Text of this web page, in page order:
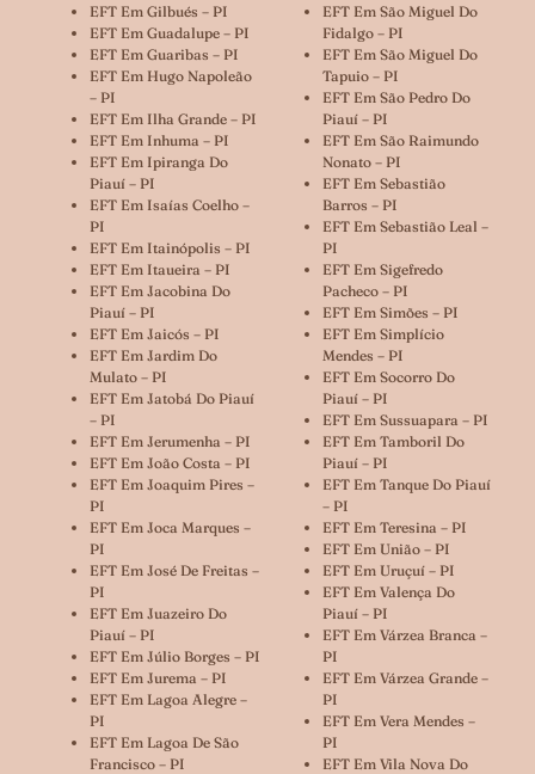
EFT Em Gilbués – PI
EFT Em Guadalupe – PI
EFT Em Guaribas – PI
EFT Em Hugo Napoleão
– PI
EFT Em Ilha Grande – PI
EFT Em Inhuma – PI
EFT Em Ipiranga Do
Piauí – PI
EFT Em Isaías Coelho –
PI
EFT Em Itainópolis – PI
EFT Em Itaueira – PI
EFT Em Jacobina Do
Piauí – PI
EFT Em Jaicós – PI
EFT Em Jardim Do
Mulato – PI
EFT Em Jatobá Do Piauí
– PI
EFT Em Jerumenha – PI
EFT Em João Costa – PI
EFT Em Joaquim Pires –
PI
EFT Em Joca Marques –
PI
EFT Em José De Freitas –
PI
EFT Em Juazeiro Do
Piauí – PI
EFT Em Júlio Borges – PI
EFT Em Jurema – PI
EFT Em Lagoa Alegre –
PI
EFT Em Lagoa De São
Francisco – PI
EFT Em São Miguel Do
Fidalgo – PI
EFT Em São Miguel Do
Tapuio – PI
EFT Em São Pedro Do
Piauí – PI
EFT Em São Raimundo
Nonato – PI
EFT Em Sebastião
Barros – PI
EFT Em Sebastião Leal –
PI
EFT Em Sigefredo
Pacheco – PI
EFT Em Simões – PI
EFT Em Simplício
Mendes – PI
EFT Em Socorro Do
Piauí – PI
EFT Em Sussuapara – PI
EFT Em Tamboril Do
Piauí – PI
EFT Em Tanque Do Piauí
– PI
EFT Em Teresina – PI
EFT Em União – PI
EFT Em Uruçuí – PI
EFT Em Valença Do
Piauí – PI
EFT Em Várzea Branca –
PI
EFT Em Várzea Grande –
PI
EFT Em Vera Mendes –
PI
EFT Em Vila Nova Do